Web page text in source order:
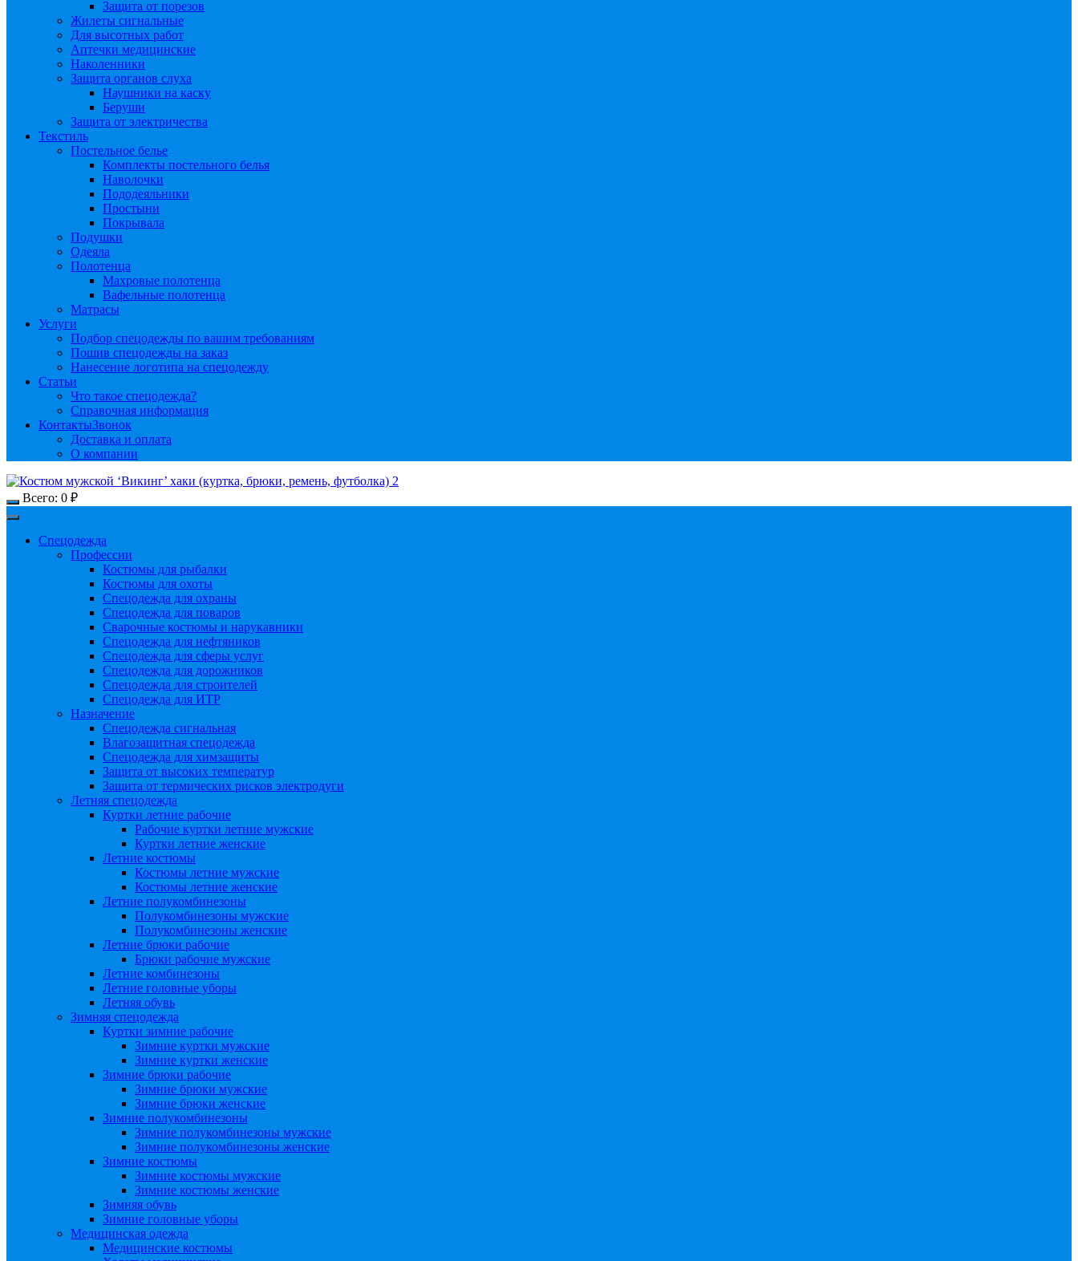
Защита от порезов
Жилеты сигнальные
Для высотных работ
Аптечки медицинские
Наколенники
Защита органов слуха
Наушники на каску
Беруши
Защита от электричества
Текстиль
Постельное белье
Комплекты постельного белья
Наволочки
Пододеяльники
Простыни
Покрывала
Подушки
Одеяла
Полотенца
Махровые полотенца
Вафельные полотенца
Матрасы
Услуги
Подбор спецодежды по вашим требованиям
Пошив спецодежды на заказ
Нанесение логотипа на спецодежду
Статьи
Что такое спецодежда?
Справочная информация
КонтактыЗвонок
Доставка и оплата
О компании
Всего: 0 ₽
Спецодежда
Профессии
Костюмы для рыбалки
Костюмы для охоты
Спецодежда для охраны
Спецодежда для поваров
Сварочные костюмы и нарукавники
Спецодежда для нефтяников
Спецодежда для сферы услуг
Спецодежда для дорожников
Спецодежда для строителей
Спецодежда для ИТР
Назначение
Спецодежда сигнальная
Влагозащитная спецодежда
Спецодежда для химзащиты
Защита от высоких температур
Защита от термических рисков электродуги
Летняя спецодежда
Куртки летние рабочие
Рабочие куртки летние мужские
Куртки летние женские
Летние костюмы
Костюмы летние мужские
Костюмы летние женские
Летние полукомбинезоны
Полукомбинезоны мужские
Полукомбинезоны женские
Летние брюки рабочие
Брюки рабочие мужские
Летние комбинезоны
Летние головные уборы
Летняя обувь
Зимняя спецодежда
Куртки зимние рабочие
Зимние куртки мужские
Зимние куртки женские
Зимние брюки рабочие
Зимние брюки мужские
Зимние брюки женские
Зимние полукомбинезоны
Зимние полукомбинезоны мужские
Зимние полукомбинезоны женские
Зимние костюмы
Зимние костюмы мужские
Зимние костюмы женские
Зимняя обувь
Зимние головные уборы
Медицинская одежда
Медицинские костюмы